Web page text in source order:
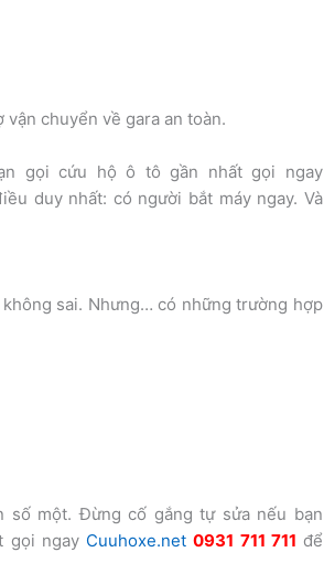
chuyển về gara an toàn.
gọi cứu hộ ô tô gần nhất gọi ngay
duy nhất: có người bắt máy ngay. Và
sai. Nhưng… có những trường hợp
số một. Đừng cố gắng tự sửa nếu bạn
gọi ngay Cuuhoxe.net 0931 711 711 để